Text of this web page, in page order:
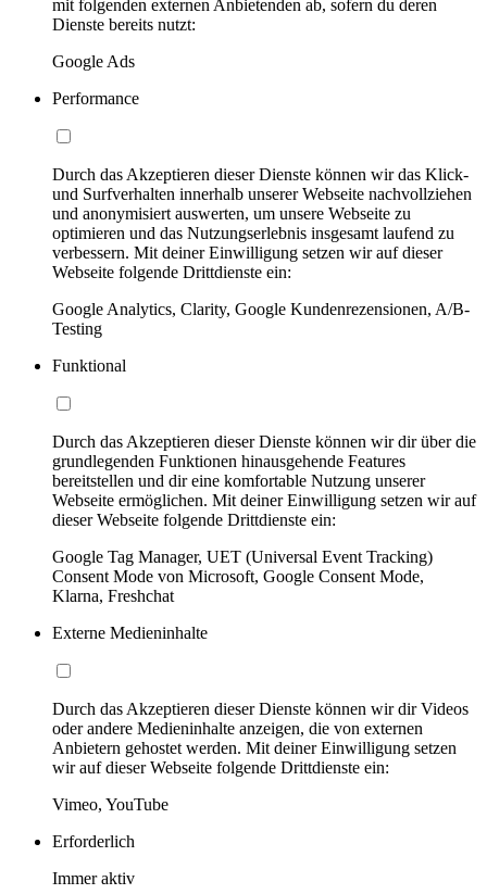
mit folgenden externen Anbietenden ab, sofern du deren
Dienste bereits nutzt:
Google Ads
Performance
Durch das Akzeptieren dieser Dienste können wir das Klick-
und Surfverhalten innerhalb unserer Webseite nachvollziehen
und anonymisiert auswerten, um unsere Webseite zu
optimieren und das Nutzungserlebnis insgesamt laufend zu
verbessern. Mit deiner Einwilligung setzen wir auf dieser
Webseite folgende Drittdienste ein:
Google Analytics, Clarity, Google Kundenrezensionen, A/B-
Testing
Funktional
Durch das Akzeptieren dieser Dienste können wir dir über die
grundlegenden Funktionen hinausgehende Features
bereitstellen und dir eine komfortable Nutzung unserer
Webseite ermöglichen. Mit deiner Einwilligung setzen wir auf
dieser Webseite folgende Drittdienste ein:
Google Tag Manager, UET (Universal Event Tracking)
Consent Mode von Microsoft, Google Consent Mode,
Klarna, Freshchat
Externe Medieninhalte
Durch das Akzeptieren dieser Dienste können wir dir Videos
oder andere Medieninhalte anzeigen, die von externen
Anbietern gehostet werden. Mit deiner Einwilligung setzen
wir auf dieser Webseite folgende Drittdienste ein:
Vimeo, YouTube
Erforderlich
Immer aktiv